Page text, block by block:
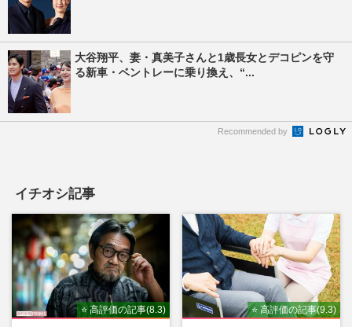
大谷翔平、妻・真美子さんと1歳長女とデコピンを守
る新車・ベントレーに乗り換え、“...
Recommended by
イチオシ記事
⭐ 高評価の記事(8.3) ⭐ 高評価の記事(9.3)